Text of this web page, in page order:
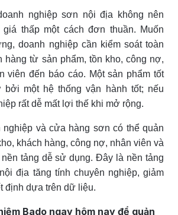
nghiệp sơn nội địa không nên
giá thấp một cách đơn thuần. Muốn
doanh nghiệp cần kiểm soát toàn
hàng từ sản phẩm, tồn kho, công nợ,
viên đến báo cáo. Một sản phẩm tốt
một hệ thống vận hành tốt; nếu
rất dễ mất lợi thế khi mở rộng.
nghiệp và cửa hàng sơn có thể quản
khách hàng, công nợ, nhân viên và
nền tảng dễ sử dụng. Đây là nền tảng
địa tăng tính chuyên nghiệp, giảm
định dựa trên dữ liệu.
Bado ngay hôm nay để quản